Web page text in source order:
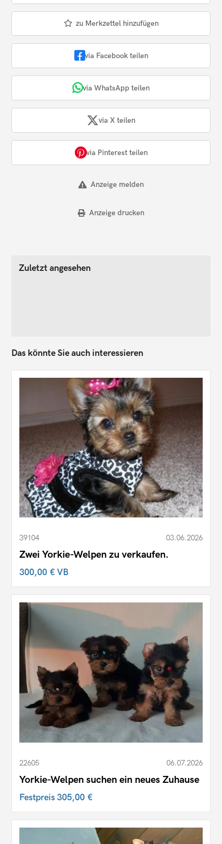
zu Merkzettel hinzufügen
via Facebook teilen
via WhatsApp teilen
via X teilen
via Pinterest teilen
Anzeige melden
Anzeige drucken
Zuletzt angesehen
Das könnte Sie auch interessieren
39104 03.06.2026
Zwei Yorkie-Welpen zu verkaufen.
300,00 €VB
22605 06.07.2026
Yorkie-Welpen suchen ein neues Zuhause
Festpreis305,00 €